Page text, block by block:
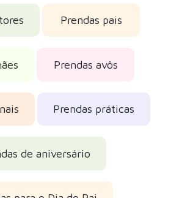
Prendas pais
Prendas avôs
Prendas práticas
de aniversário